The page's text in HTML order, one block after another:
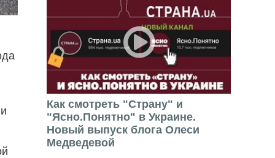
Как смотреть "Страну" и
"Ясно.Понятно" в Украине.
Новый выпуск блога Олеси
Медведевой